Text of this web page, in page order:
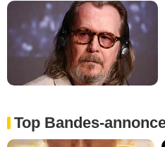
Top Bandes-